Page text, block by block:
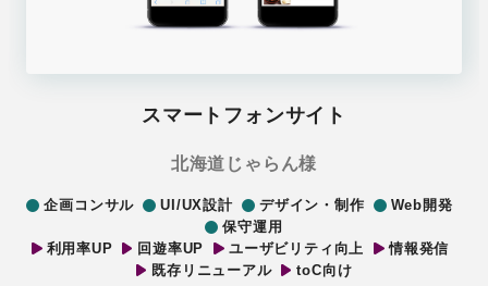
スマートフォンサイト
北海道じゃらん様
企画コンサル UI/UX設計 デザイン・制作
Web開発
保守運用
利用率UP
回遊率UP ユーザビリティ向上
情報発信
既存リニューアル
toC向け